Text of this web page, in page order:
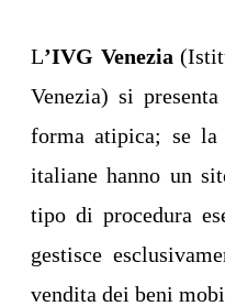
L’IVG Venezia
Venezia) si
forma atipica; se
italiane hanno un
tipo di procedura
gestisce
vendita dei beni